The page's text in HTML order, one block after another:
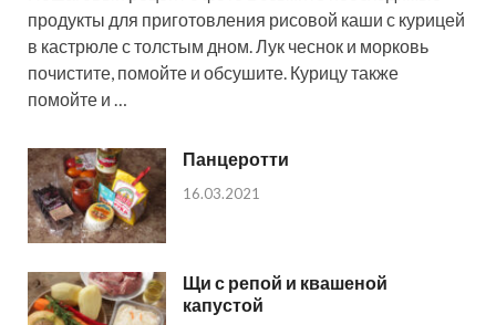
продукты для приготовления рисовой каши с курицей
в кастрюле с толстым дном. Лук чеснок и морковь
почистите, помойте и обсушите. Курицу также
помойте и …
Панцеротти
16.03.2021
Щи с репой и квашеной
капустой